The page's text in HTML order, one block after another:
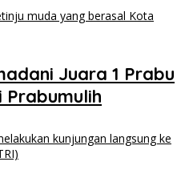
Juara 1 Prabu
Prabumulih